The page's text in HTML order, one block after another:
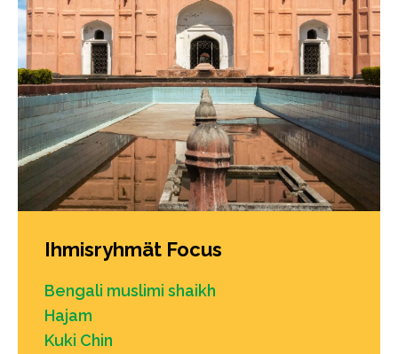
Ihmisryhmät Focus
Bengali muslimi shaikh
Hajam
Kuki Chin